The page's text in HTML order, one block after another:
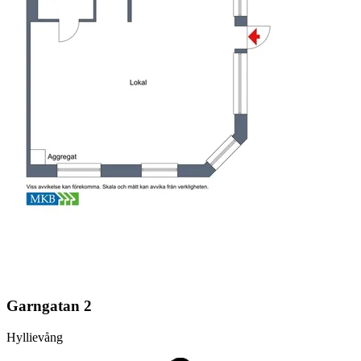
Garngatan 2
Hyllievång